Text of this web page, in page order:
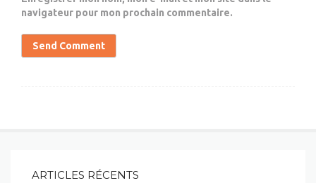
navigateur pour mon prochain commentaire.
ARTICLES RÉCENTS